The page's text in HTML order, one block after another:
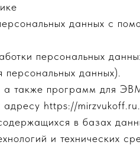
данных с
персональных
данных).
а также программ для
адресу https://mirzvukoff.ru.
в базах
и технических